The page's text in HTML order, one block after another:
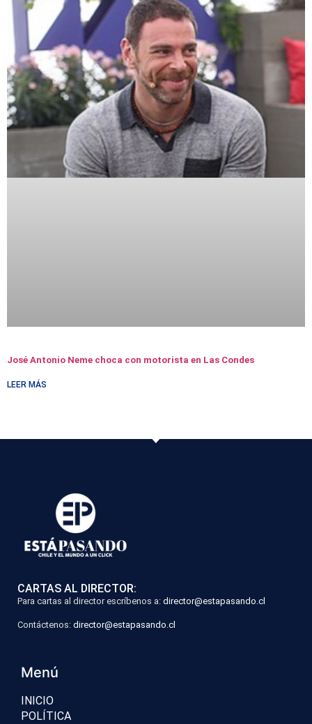
José Antonio Neme choca con motorista en Las Condes
LEER MÁS
CARTAS AL DIRECTOR:
Para cartas al director escríbenos a: director@estapasando.cl
Contáctenos: director@estapasando.cl
Menú
INICIO
POLÍTICA